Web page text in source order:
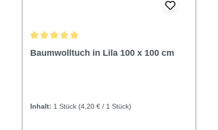
Baumwolltuch in Lila 100 x 100 cm
Inhalt: 1 Stück (4,20 € / 1 Stück)